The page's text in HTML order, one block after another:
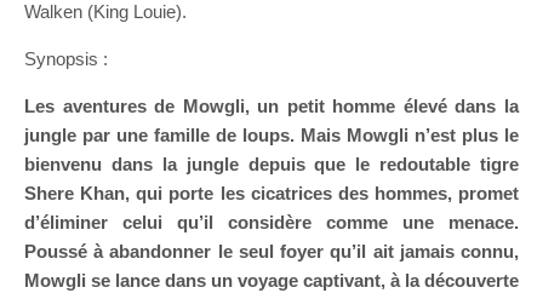
Walken (King Louie).
Synopsis :
Les aventures de Mowgli, un petit homme élevé dans la
jungle par une famille de loups. Mais Mowgli n’est plus le
bienvenu dans la jungle depuis que le redoutable tigre
Shere Khan, qui porte les cicatrices des hommes, promet
d’éliminer celui qu’il considère comme une menace.
Poussé à abandonner le seul foyer qu’il ait jamais connu,
Mowgli se lance dans un voyage captivant, à la découverte